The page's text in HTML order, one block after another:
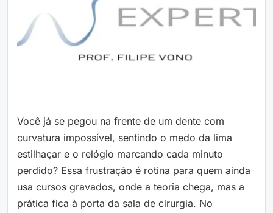
Você já se pegou na frente de um dente com
curvatura impossível, sentindo o medo da lima
estilhaçar e o relógio marcando cada minuto
perdido? Essa frustração é rotina para quem ainda
usa cursos gravados, onde a teoria chega, mas a
prática fica à porta da sala de cirurgia. No